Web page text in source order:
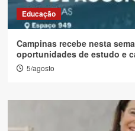
Educação
Campinas recebe nesta
oportunidades de estudo e
5/agosto